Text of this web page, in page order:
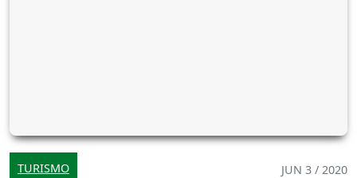
TURISMO JUN 3 / 2020